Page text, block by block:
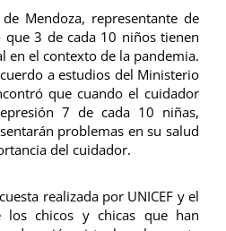
Mendoza, representante de
que 3 de cada 10 niños tienen
en el contexto de la pandemia.
a estudios del Ministerio
que cuando el cuidador
7 de cada 10 niñas,
problemas en su salud
del cuidador.
realizada por UNICEF y el
los chicos y chicas que han